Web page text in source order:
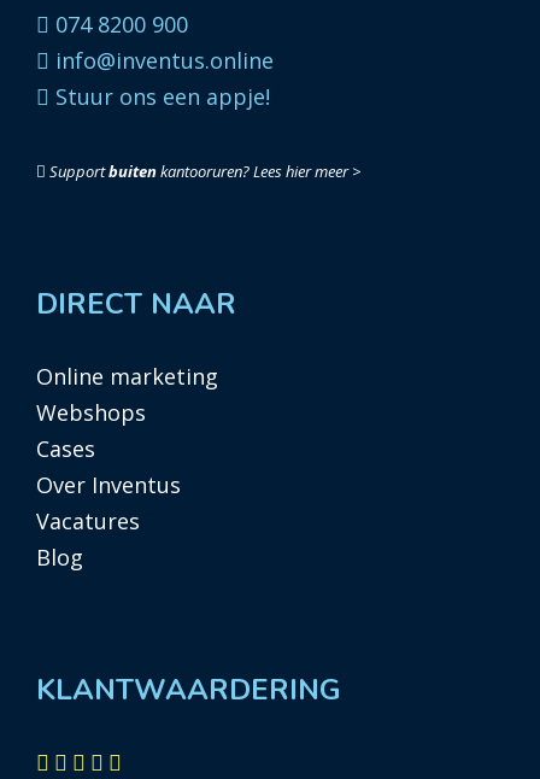
074 8200 900
info@inventus.online
Stuur ons een appje!
Supportbuitenkantooruren?Lees hier meer >
DIRECT NAAR
Online marketing
Webshops
Cases
Over Inventus
Vacatures
Blog
KLANTWAARDERING